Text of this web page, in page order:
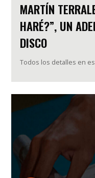
MARTÍN
HARÉ?”, UN
DISCO
Todos los detalles en